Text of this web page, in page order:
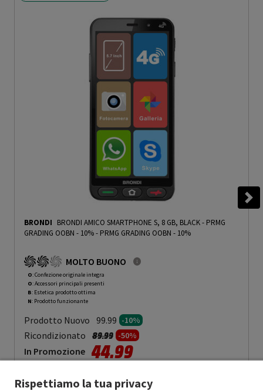
BRONDI BRONDI AMICO SMARTPHONE S, 8 GB, BLACK - PRMG
GRADING OOBN - 10%- PRMG GRADING OOBN - 10%
MOLTO BUONO
O: Confezione originale integra
O: Accessori principali presenti
B: Estetica prodotto ottima
N: Prodotto funzionante
Prodotto Nuovo 99.99 -10%
Ricondizionato Prezzo ridotto da
89.99a-50%
In Promozione 44.99
Aggiungi al carrello
Rispettiamo la tua privacy